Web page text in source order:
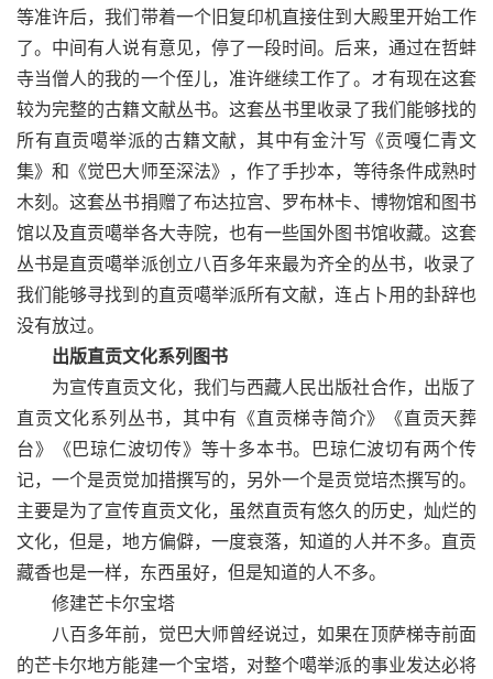
等准许后，我们带着一个旧复印机直接住到大殿里开始工作
了。中间有人说有意见，停了一段时间。后来，通过在哲蚌
寺当僧人的我的一个侄儿，准许继续工作了。オ有现在这套
较为完整的古籍文献丛书。这套丛书里收录了我们能够找的
所有直贡噶举派的古籍文献，其中有金汁写《贡嘎仁青文
集》和《觉巴大师至深法》，作了手抄本，等待条件成熟时
木刻。这套丛书捐赠了布达拉宫、罗布林卡、博物馆和图书
馆以及直贡噶举各大寺院，也有一些国外图书馆收藏。这套
丛书是直贡噶举派创立八百多年来最为齐全的丛书，收录了
我们能够寻找到的直贡噶举派所有文献，连占卜用的卦辞也
没有放过。
出版直贡文化系列图书
为宣传直贡文化，我们与西藏人民出版社合作，出版了
直贡文化系列丛书，其中有《直贡梯寺简介》《直贡天葬
台》《巴琼仁波切传》等十多本书。巴琼仁波切有两个传
记，一个是贡觉加措撰写的，另外一个是贡觉培杰撰写的。
主要是为了宣传直贡文化，虽然直贡有悠久的历史，灿烂的
文化，但是，地方偏僻，一度衰落，知道的人并不多。直贡
藏香也是一样，东西虽好，但是知道的人不多。
修建芒卡尔宝塔
八百多年前，觉巴大师曾经说过，如果在顶萨梯寺前面
的芒卡尔地方能建一个宝塔，对整个噶举派的事业发达必将